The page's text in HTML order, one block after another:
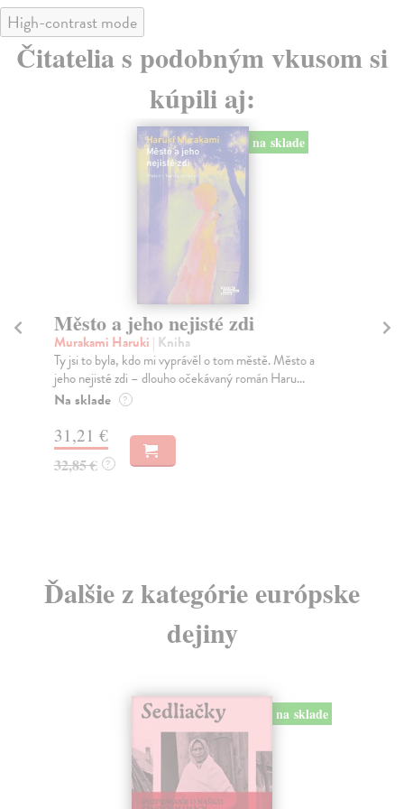
High-contrast mode
Čitatelia s podobným vkusom si
kúpili aj:
na sklade
Město a jeho nejisté zdi
Murakami Haruki | Kniha
Ty jsi to byla, kdo mi vyprávěl o tom městě. Město a
jeho nejisté zdi – dlouho očekávaný román Haru...
Na sklade ?
31,21 €
32,85 € ?
Ďalšie z kategórie európske
dejiny
na sklade